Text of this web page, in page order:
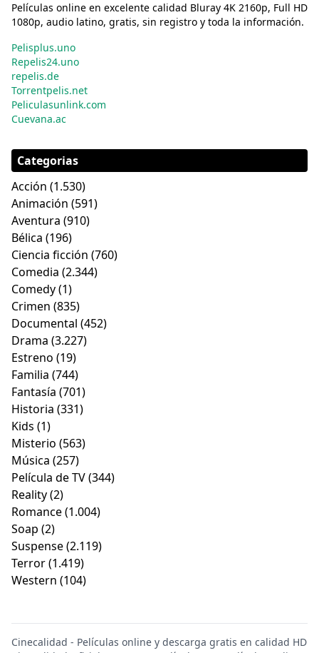
Películas online en excelente calidad Bluray 4K 2160p, Full HD
1080p, audio latino, gratis, sin registro y toda la información.
Pelisplus.uno
Repelis24.uno
repelis.de
Torrentpelis.net
Peliculasunlink.com
Cuevana.ac
Categorias
Acción (1.530)
Animación (591)
Aventura (910)
Bélica (196)
Ciencia ficción (760)
Comedia (2.344)
Comedy(1)
Crimen (835)
Documental (452)
Drama (3.227)
Estreno (19)
Familia (744)
Fantasía (701)
Historia (331)
Kids (1)
Misterio (563)
Música (257)
Película de TV(344)
Reality(2)
Romance(1.004)
Soap (2)
Suspense(2.119)
Terror(1.419)
Western (104)
Cinecalidad - Películas online y descarga gratis en calidad HD